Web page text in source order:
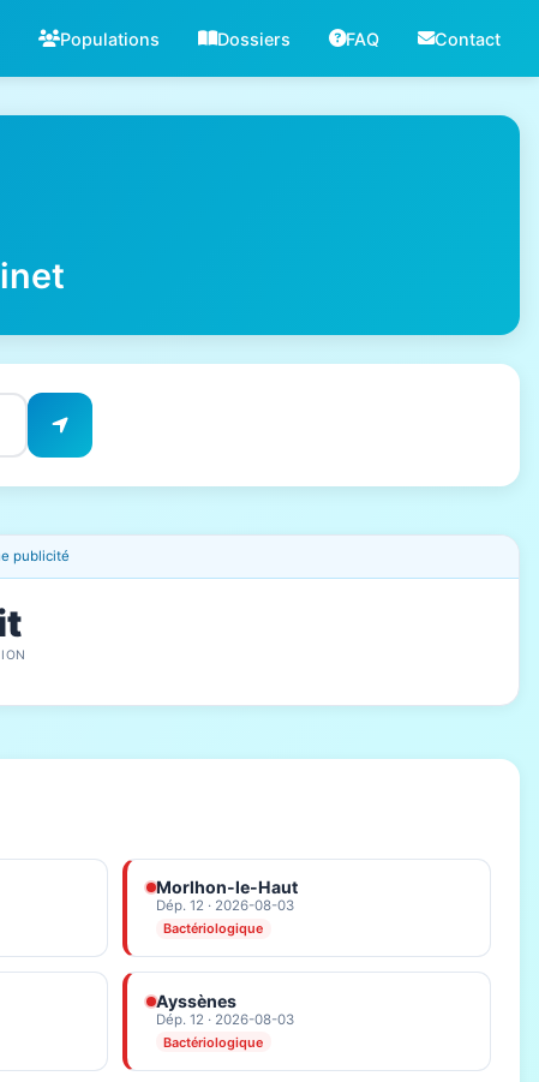
Populations Dossiers FAQ Contact
publicité
Morlhon-le-Haut
Dép. 12 · 2026-08-03
Bactériologique
Ayssènes
Dép. 12 · 2026-08-03
Bactériologique